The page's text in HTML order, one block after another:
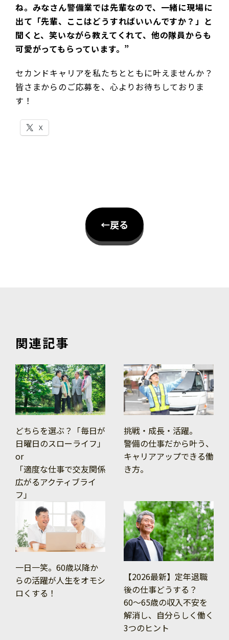
ね。みなさん警備業では先輩なので、一緒に現場に
出て「先輩、ここはどうすればいいんですか？」と
聞くと、笑いながら教えてくれて、他の隊員からも
可愛がってもらっています。”
セカンドキャリアを私たちとともに叶えませんか？
皆さまからのご応募を、心よりお待ちしておりま
す！
X
←戻る
関連記事
どちらを選ぶ？「毎日が
日曜日のスローライフ」
or
「適度な仕事で交友関係
広がるアクティブライ
フ」
挑戦・成長・活躍。
警備の仕事だから叶う、
キャリアアップできる働
き方。
一日一笑。60歳以降か
らの活躍が人生をオモシ
ロくする！
【2026最新】定年退職
後の仕事どうする？
60〜65歳の収入不安を
解消し、自分らしく働く
3つのヒント